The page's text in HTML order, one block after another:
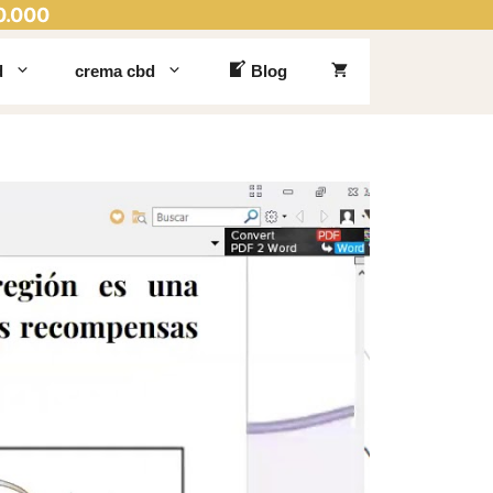
crema cbd Blog